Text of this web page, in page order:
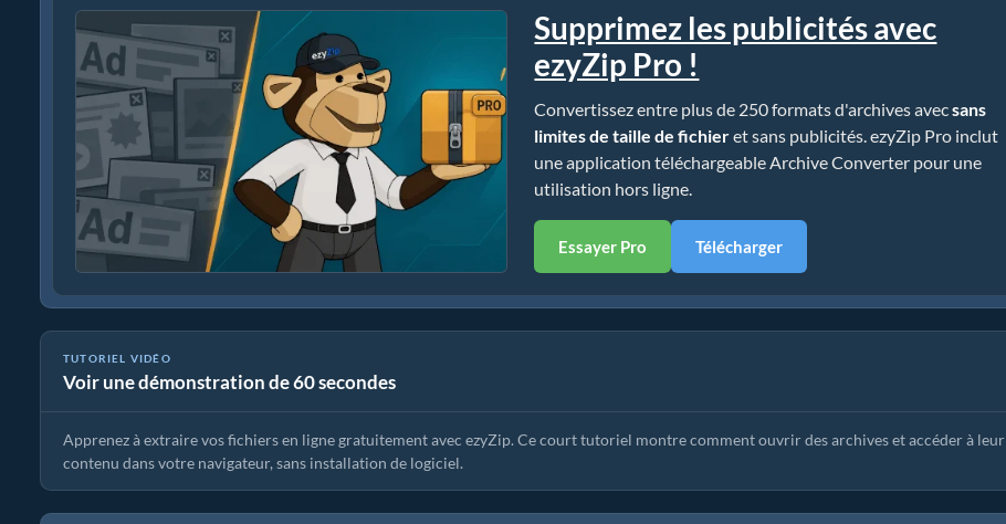
Supprimez les publicités avec
ezyZip Pro !
Convertissez entre plus de 250 formats d'archives avecsans
limites de taille de fichieret sans publicités. ezyZip Pro inclut
une application téléchargeable Archive Converter pour une
utilisation hors ligne.
Essayer Pro Télécharger
TUTORIEL VIDÉO
Voir une démonstration de 60 secondes
Comment extraire des fichiers en ligne avec ezyZip (gratuit, sans installation)
Apprenez à extraire vos fichiers en ligne gratuitement avec ezyZip. Ce court tutoriel montre comment ouvrir des archives et accéder à leur
contenu dans votre navigateur, sans installation de logiciel.